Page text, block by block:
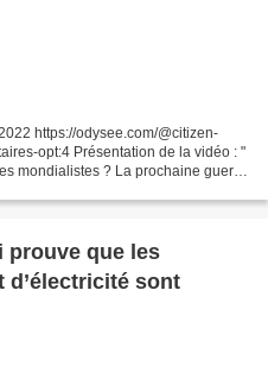
https://odysee.com/@citizen-
opt:4 Présentation de la vidéo : "
mondialistes ? La prochaine guerre
prouve que les
d’électricité sont